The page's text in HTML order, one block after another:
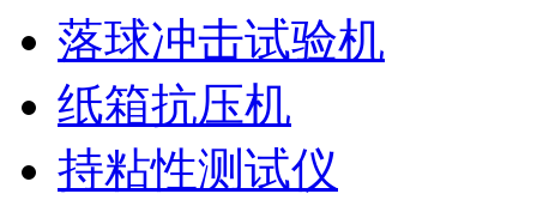
落球冲击试验机
纸箱抗压机
持粘性测试仪